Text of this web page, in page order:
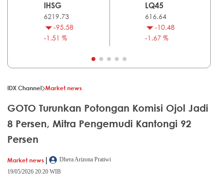
IHSG
6219.73
-95.58
-1.51 %
LQ45
616.64
-10.48
-1.67 %
IDX Channel Market news
GOTO Turunkan Potongan Komisi Ojol Jadi
8 Persen, Mitra Pengemudi Kantongi 92
Persen
Market news |
Dhera Arizona Pratiwi
19/05/2026 20:20 WIB